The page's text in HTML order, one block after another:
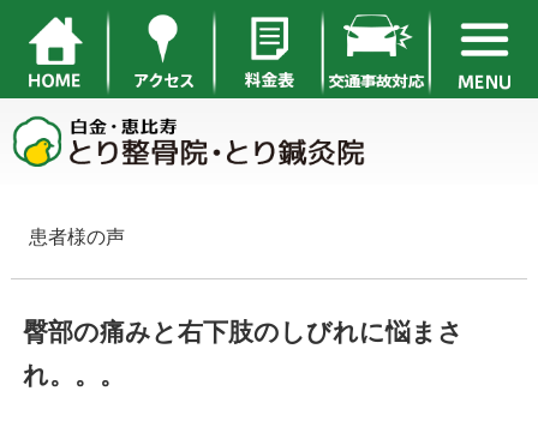
患者様の声
臀部の痛みと右下肢のしびれに悩まさ
れ。。。